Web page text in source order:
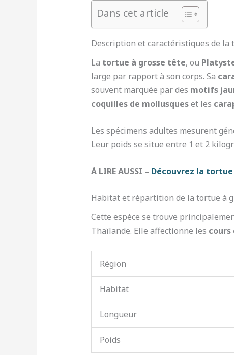
Dans cet article
Description et caractéristiques de la
La tortue à grosse tête, ou
large par rapport à son corps. Sa
souvent marquée par des motifs
coquilles de mollusqueset les
Les spécimens adultes mesurent
Leur poids se situe entre 1 et 2
À LIRE AUSSI – Découvrez la
Habitat et répartition de la tortue à
Cette espèce se trouve
Thaïlande. Elle affectionne les cours
Région
Habitat
Longueur
Poids